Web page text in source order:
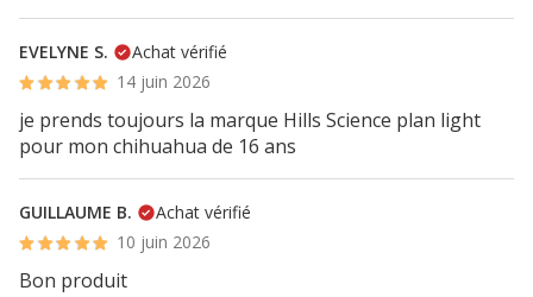
EVELYNE S.
Achat vérifié
14 juin 2026
je prends toujours la marque Hills Science plan light
pour mon chihuahua de 16 ans
GUILLAUME B.
Achat vérifié
10 juin 2026
Bon produit